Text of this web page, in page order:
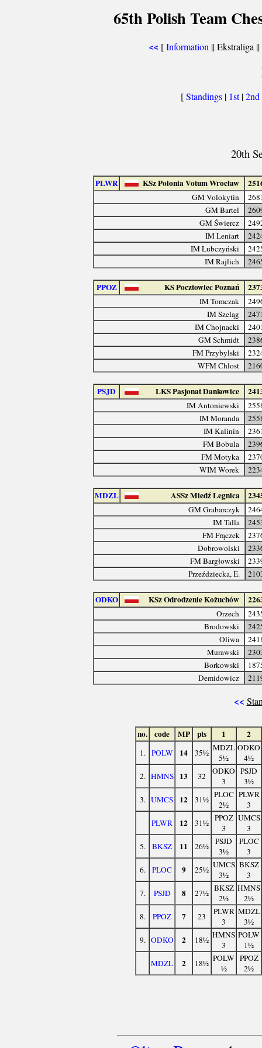
65th Polish Team
<< [Information || Ekstraliga ||
[Standings | 1st|2nd
20th
PLWR KSz Polonia Votum Wrocław
GM Volokytin
GM Bartel
GM Świercz
IM Leniart
IM Lubczyński
IM Rajlich
PPOZ KS Pocztowiec Poznań
IM Tomczak
IM Szeląg
IM Chojnacki
GM Schmidt
FM Przybylski
WFM Chlost
PSJD LKS Pasjonat Dankowice
IM Antoniewski
IM Moranda
IM Kalinin
FM Bobula
FM Motyka
WIM Worek
MDZL ASSz Miedź Legnica
GM Grabarczyk
IM Talla
FM Frączek
Dobrowolski
FM Bargłowski
Przeździecka, E.
ODKO KSz Odrodzenie Kożuchów
Orzech
Brodowski
Oliwa
Murawski
Borkowski
Demidowicz
<<
no. code MP pts 1 2
1. POLW 14 35½ MDZL
5½
ODKO
4½
2. HMNS 13 32
ODKO
3
PSJD
3½
3. UMCS 12 31½ PLOC
2½
PLWR
3
PLWR
12 31½ PPOZ
3
UMCS
3
5.
BKSZ 11 26½
PSJD
3½
PLOC
3
6.
PLOC 9 25½ UMCS
3½
BKSZ
3
7.
PSJD 8 27½ BKSZ
2½
HMNS
2½
8.
PPOZ 7 23
PLWR
3
MDZL
3½
9. ODKO 2 18½ HMNS
3
POLW
1½
MDZL
2 18½ POLW
½
PPOZ
2½